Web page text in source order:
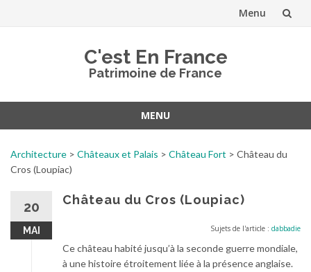
Menu
C'est En France
Patrimoine de France
MENU
contenu
Architecture > Châteaux et Palais > Château Fort > Château du
Cros (Loupiac)
20
MAI
Château du Cros (Loupiac)
Sujets de l'article : dabbadie
Ce château habité jusqu’à la seconde guerre mondiale,
à une histoire étroitement liée à la présence anglaise.